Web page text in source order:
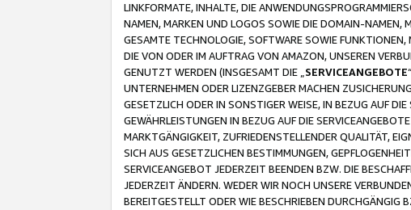
LINKFORMATE, INHALTE, DIE
NAMEN, MARKEN UND LOGOS SOWIE DIE DOMAIN-NAMEN,
GESAMTE TECHNOLOGIE, SOFTWARE SOWIE
DIE VON ODER IM AUFTRAG VON AMAZON, UNSEREN
GENUTZT WERDEN (INSGESAMT DIE „ SERVICEANGEBOTE
UNTERNEHMEN ODER LIZENZGEBER MACHEN
GESETZLICH ODER IN SONSTIGER WEISE, IN BEZUG AUF
GEWÄHRLEISTUNGEN IN BEZUG AUF DIE
MARKTGÄNGIGKEIT, ZUFRIEDENSTELLENDER QUALITÄT,
SICH AUS GESETZLICHEN BESTIMMUNGEN,
SERVICEANGEBOT JEDERZEIT BEENDEN BZW. DIE
JEDERZEIT ÄNDERN. WEDER WIR NOCH UNSERE
BEREITGESTELLT ODER WIE BESCHRIEBEN